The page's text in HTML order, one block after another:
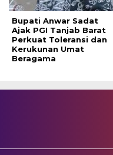
Bupati Anwar Sadat
Ajak PGI Tanjab Barat
Perkuat Toleransi dan
Kerukunan Umat
Beragama